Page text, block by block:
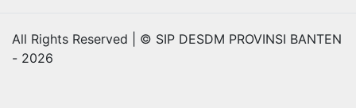
All Rights Reserved | © SIP DESDM PROVINSI BANTEN
- 2026